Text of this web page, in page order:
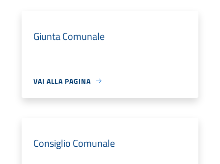
Giunta Comunale
VAI ALLA PAGINA
Consiglio Comunale